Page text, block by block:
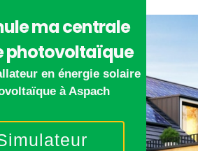
ma centrale
photovoltaïque
en énergie solaire
à Aspach